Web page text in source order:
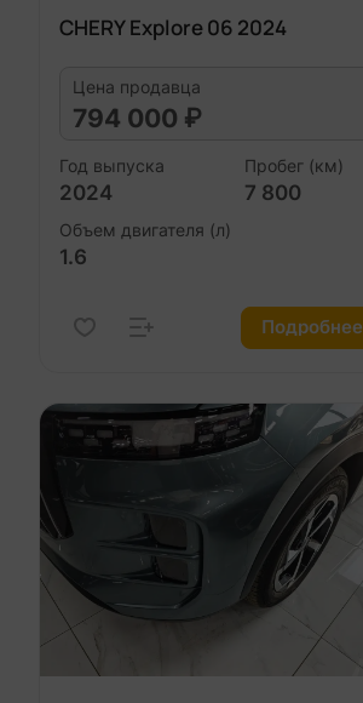
CHERY Explore 06 2024
Цена продавца
794 000 ₽
Год выпуска
2024
Пробег (км)
7 800
Объем двигателя (л)
1.6
Подробнее